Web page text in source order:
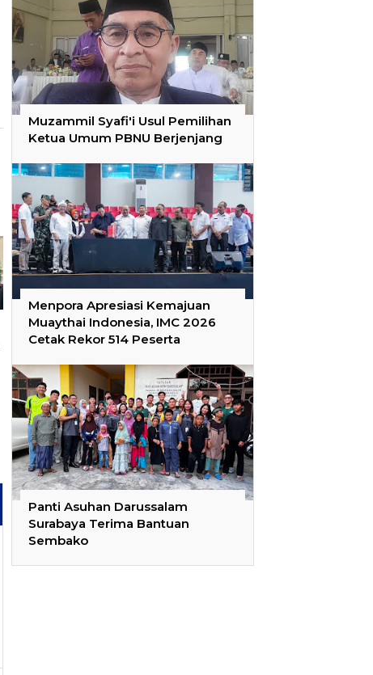
Muzammil Syafi'i Usul Pemilihan
Ketua Umum PBNU Berjenjang
Menpora Apresiasi Kemajuan
Muaythai Indonesia, IMC 2026
Cetak Rekor 514 Peserta
Panti Asuhan Darussalam
Surabaya Terima Bantuan
Sembako